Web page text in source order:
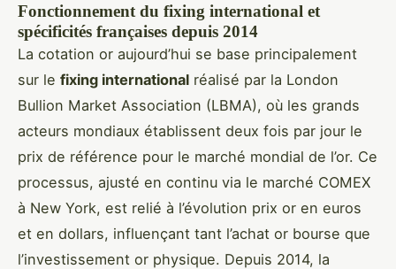
Fonctionnement du fixing international et
spécificités françaises depuis 2014
La cotation or aujourd’hui se base principalement
sur le fixing international réalisé par la London
Bullion Market Association (LBMA), où les grands
acteurs mondiaux établissent deux fois par jour le
prix de référence pour le marché mondial de l’or. Ce
processus, ajusté en continu via le marché COMEX
à New York, est relié à l’évolution prix or en euros
et en dollars, influençant tant l’achat or bourse que
l’investissement or physique. Depuis 2014, la